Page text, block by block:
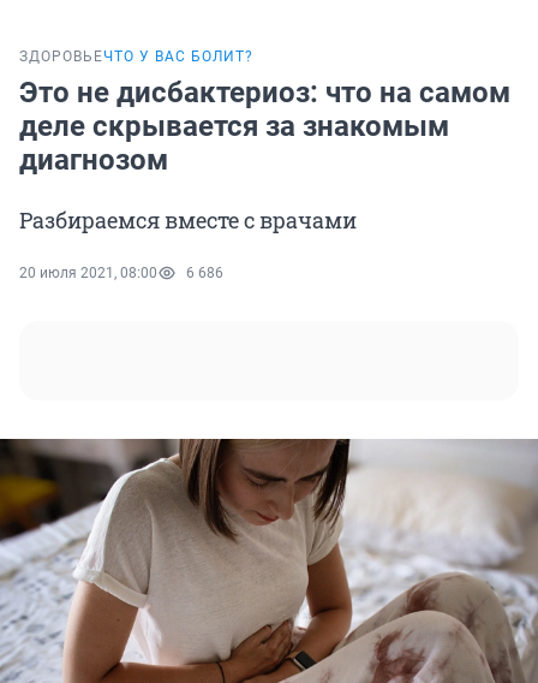
ЗДОРОВЬЕЧТО У ВАС БОЛИТ?
Это не дисбактериоз: что на самом
деле скрывается за знакомым
диагнозом
Разбираемся вместе с врачами
20 июля 2021, 08:00 6 686